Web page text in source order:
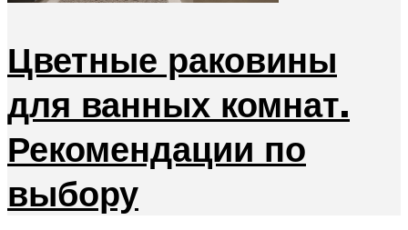
Цветные раковины
для ванных комнат.
Рекомендации по
выбору